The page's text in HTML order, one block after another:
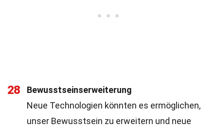
28
Bewusstseinserweiterung
Neue Technologien könnten es ermöglichen,
unser Bewusstsein zu erweitern und neue